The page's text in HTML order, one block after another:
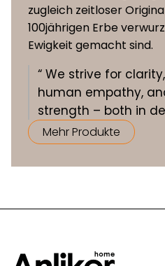
zugleich zeitloser
100jährigen Erbe
Ewigkeit gemacht sind.
“ We strive for
human empathy,
strength – both in
Mehr Produkte